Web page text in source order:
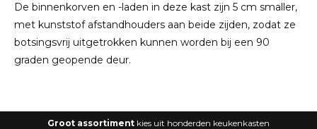
De binnenkorven en -laden in deze kast zijn 5 cm smaller,
met kunststof afstandhouders aan beide zijden, zodat ze
botsingsvrij uitgetrokken kunnen worden bij een 90
graden geopende deur.
Groot assortiment kies uit honderden keukenkasten